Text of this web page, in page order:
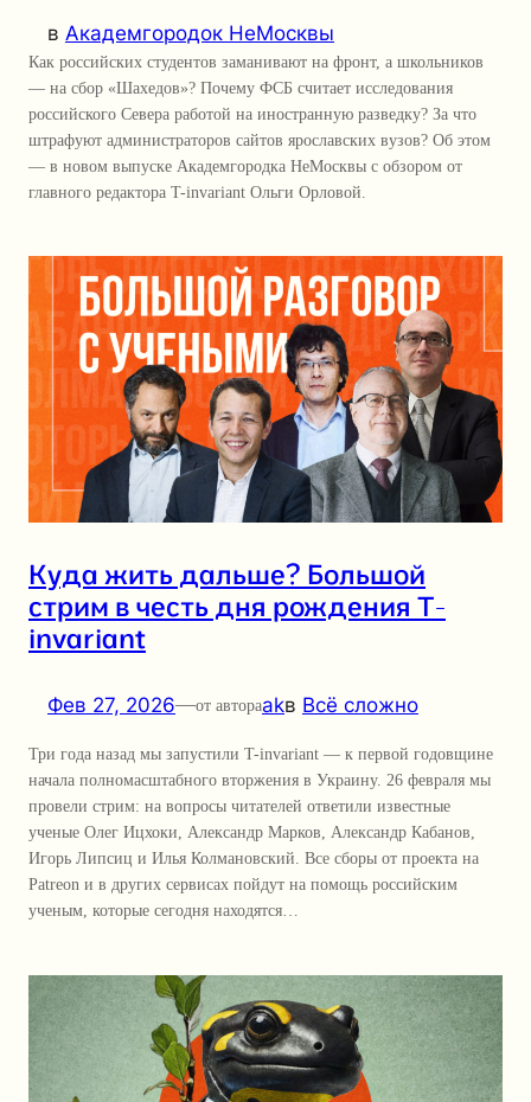
в Академгородок НеМосквы
Как российских студентов заманивают на фронт, а школьников
— на сбор «Шахедов»? Почему ФСБ считает исследования
российского Севера работой на иностранную разведку? За что
штрафуют администраторов сайтов ярославских вузов? Об этом
— в новом выпуске Академгородка НеМосквы с обзором от
главного редактора T-invariant Ольги Орловой.
Куда жить дальше? Большой
стрим в честь дня рождения T-
invariant
Фев 27, 2026—от автораakв Всё сложно
Три года назад мы запустили T-invariant — к первой годовщине
начала полномасштабного вторжения в Украину. 26 февраля мы
провели стрим: на вопросы читателей ответили известные
ученые Олег Ицхоки, Александр Марков, Александр Кабанов,
Игорь Липсиц и Илья Колмановский. Все сборы от проекта на
Patreon и в других сервисах пойдут на помощь российским
ученым, которые сегодня находятся…